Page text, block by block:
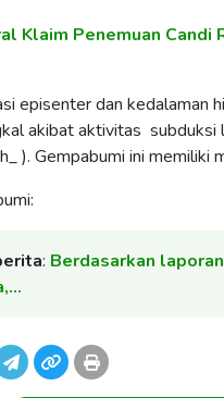
Klaim Penemuan Candi
episenter dan kedalaman
akibat aktivitas
). Gempabumi ini memiliki
: Berdasarkan